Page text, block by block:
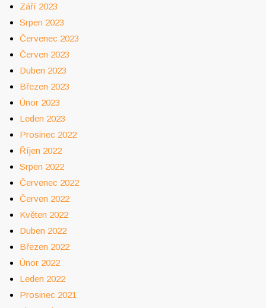
Září 2023
Srpen 2023
Červenec 2023
Červen 2023
Duben 2023
Březen 2023
Únor 2023
Leden 2023
Prosinec 2022
Říjen 2022
Srpen 2022
Červenec 2022
Červen 2022
Květen 2022
Duben 2022
Březen 2022
Únor 2022
Leden 2022
Prosinec 2021